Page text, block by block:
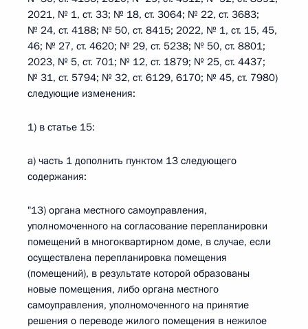
2021, № 1, ст. 33; № 18, ст. 3064; № 22, ст. 3683;
№ 24, ст. 4188; № 50, ст. 8415; 2022, № 1, ст. 15, 45,
46; № 27, ст. 4620; № 29, ст. 5238; № 50, ст. 8801;
2023, № 5, ст. 701; № 12, ст. 1879; № 25, ст. 4437;
№ 31, ст. 5794; № 32, ст. 6129, 6170; № 45, ст. 7980)
следующие изменения:
1) в статье 15:
а) часть 1 дополнить пунктом 13 следующего
содержания:
"13) органа местного самоуправления,
уполномоченного на согласование перепланировки
помещений в многоквартирном доме, в случае, если
осуществлена перепланировка помещения
(помещений), в результате которой образованы
новые помещения, либо органа местного
самоуправления, уполномоченного на принятие
решения о переводе жилого помещения в нежилое